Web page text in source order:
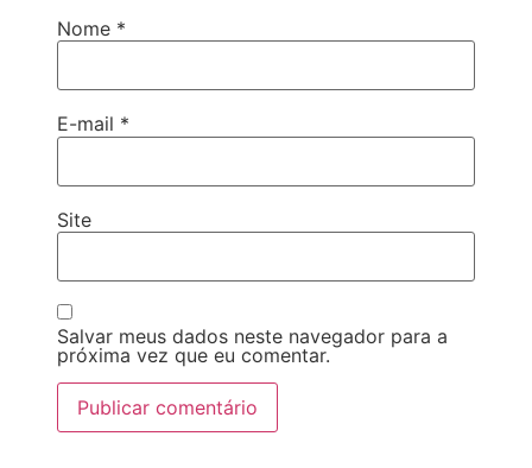
Nome *
E-mail *
Site
Salvar meus dados neste navegador para a
próxima vez que eu comentar.